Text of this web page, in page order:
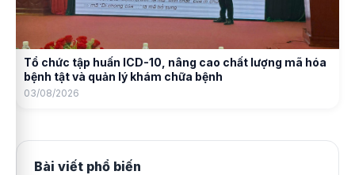
Tổ chức tập huấn ICD-10, nâng cao chất lượng mã hóa
bệnh tật và quản lý khám chữa bệnh
03/08/2026
Bài viết phổ biến